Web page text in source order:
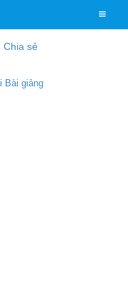
T
o
Chia sẻ
Bài giảng